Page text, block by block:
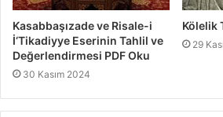
Kasabbaşızade ve Risale-i
İ‘Tikadiyye Eserinin Tahlil ve
Değerlendirmesi PDF Oku
30 Kasım 2024
Kölelik
29